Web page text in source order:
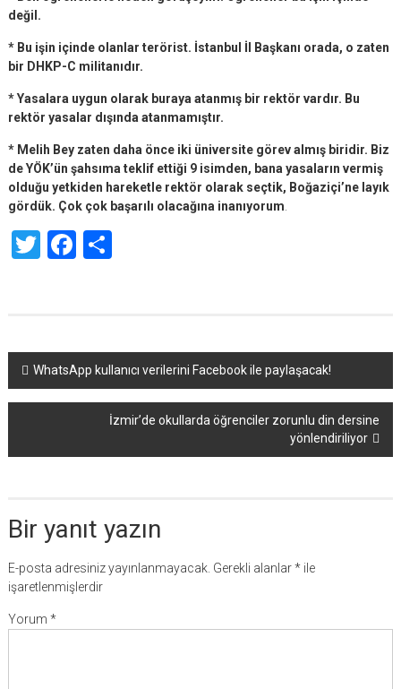
değil.
* Bu işin içinde olanlar terörist. İstanbul İl Başkanı orada, o zaten
bir DHKP-C militanıdır.
* Yasalara uygun olarak buraya atanmış bir rektör vardır. Bu
rektör yasalar dışında atanmamıştır.
* Melih Bey zaten daha önce iki üniversite görev almış biridir. Biz
de YÖK’ün şahsıma teklif ettiği 9 isimden, bana yasaların vermiş
olduğu yetkiden hareketle rektör olarak seçtik, Boğaziçi’ne layık
gördük. Çok çok başarılı olacağına inanıyorum
TwitterFacebook
Share
Yazı
dolaşımı
WhatsApp kullanıcı verilerini Facebook ile paylaşacak!
İzmir’de okullarda öğrenciler zorunlu din dersine
yönlendiriliyor
Bir yanıt yazın
E-posta adresiniz yayınlanmayacak. Gerekli alanlar*ile
işaretlenmişlerdir
Yorum *